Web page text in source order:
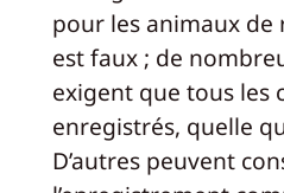
pour les animaux de
est faux ; de
exigent que tous les
enregistrés, quelle
D’autres peuvent